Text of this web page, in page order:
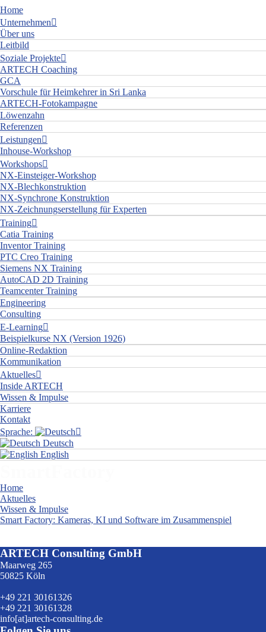
Home
Unternehmen
Über uns
Leitbild
Soziale Projekte
ARTECH Coaching
GCA
Vorschule für Heimkehrer in Sri Lanka
ARTECH-Fotokampagne
Löwenzahn
Referenzen
Leistungen
Inhouse-Workshop
Workshops
NX-Einsteiger-Workshop
NX-Blechkonstruktion
NX-Synchrone Konstruktion
NX-Zeichnungserstellung für Experten
Training
Catia Training
Inventor Training
PTC Creo Training
Siemens NX Training
AutoCAD 2D Training
Teamcenter Training
Engineering
Consulting
E-Learning
Beispielkurse NX (Version 1926)
Online-Redaktion
Kommunikation
Aktuelles
Inside ARTECH
Wissen & Impulse
Karriere
Kontakt
Sprache:
Deutsch
English
Home
Aktuelles
Wissen & Impulse
Smart Factory: Kameras, KI und Software im Zusammenspiel
ARTECH Consulting GmbH
Maarweg 265
50825 Köln
+49 221 30161326
+49 221 30161328
info[at]artech-consulting.de